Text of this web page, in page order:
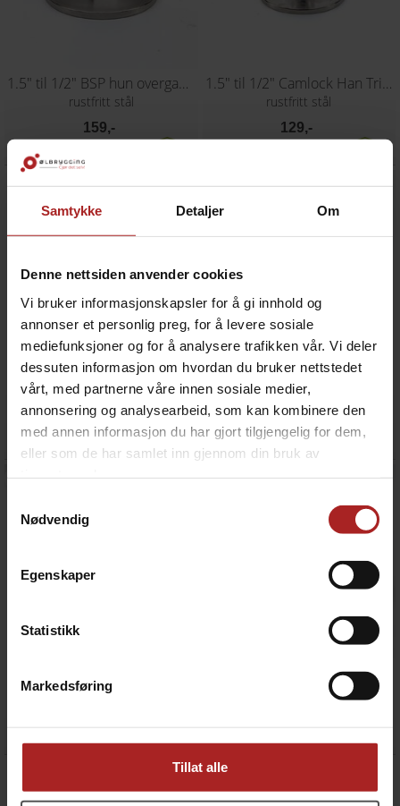
Samtykke Detaljer Om
Denne nettsiden anvender cookies
Vi bruker informasjonskapsler for å gi innhold og
annonser et personlig preg, for å levere sosiale
mediefunksjoner og for å analysere trafikken vår. Vi deler
dessuten informasjon om hvordan du bruker nettstedet
vårt, med partnerne våre innen sosiale medier,
annonsering og analysearbeid, som kan kombinere den
med annen informasjon du har gjort tilgjengelig for dem,
eller som de har samlet inn gjennom din bruk av
Nødvendig
Egenskaper
Statistikk
Markedsføring
Tillat alle
1.5" til 1/2" BSP hun overgang Tri-Clamp
rustfritt stål
159,-
1.5" til 1/2" Camlock Han Tri-Clamp
rustfritt stål
129,-
1.5" til 13mm nippel overgang Tri-Clamp
1.5 Inch Tri Clover with 13 Barb
149,-
1.5" til 2" overgang Tri-Clamp
konisk i rustfritt stål
rustfritt stål rustfritt stål